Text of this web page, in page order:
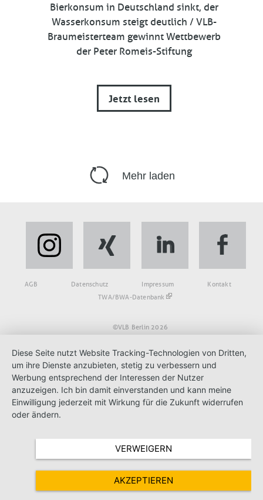
Bierkonsum in Deutschland sinkt, der
Wasserkonsum steigt deutlich / VLB-
Braumeisterteam gewinnt Wettbewerb
der Peter Romeis-Stiftung
Jetzt lesen
Mehr laden
©VLB Berlin 2026
Fußbereich
AGB Datenschutz Impressum
Kontakt
TWA/BWA-Datenbank
Diese Seite nutzt Website Tracking-Technologien von Dritten,
um ihre Dienste anzubieten, stetig zu verbessern und
Werbung entsprechend der Interessen der Nutzer
anzuzeigen. Ich bin damit einverstanden und kann meine
Einwilligung jederzeit mit Wirkung für die Zukunft widerrufen
oder ändern.
VERWEIGERN
AKZEPTIEREN